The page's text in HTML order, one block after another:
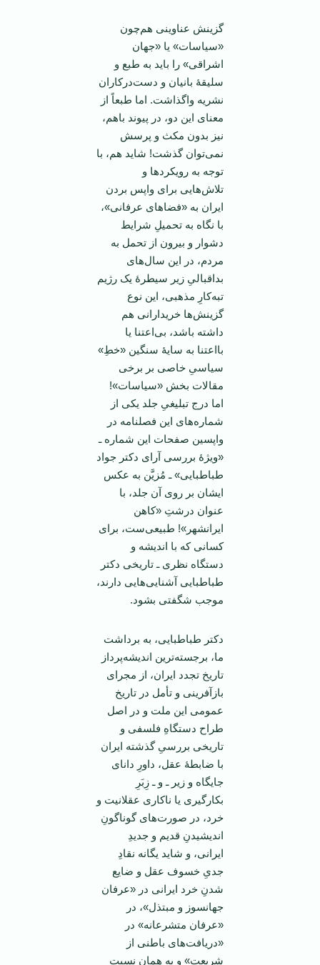
گزینش عناوینی هم‌چون
«سیاسات» یا «جهان
اشراقی» را باید به طبع و
سلیقۀ بانیان و دست‌درکاران
نشریه واگذاشت. اما طبعاً از
معنای این دو، در پیوند باهم،
نیز بدون مکث و پرسش
نمی‌توان گذشت! شاید هم، با
توجه به رویکردها و
تلاش‌هایی برای واپس بردن
ایران به «فضاهای عرفانی»،
با نگاه به تحمیلِ شرایط
دشوار و بیرون از تحمل به
مردم، در این سال‌های
بداقبالیِ زیر سیطرۀ یک رژیم
تبه‌کارِ مذهبی، این نوع
گزینش‌ها خریدارانی هم
داشته باشد، بی‌اعتنا یا
بااعتنا به سایۀ سنگین «خطِ»
سیاسیِ خاصی بر برخی
مقالات بخش «سیاسات»!
اما درج تبلیغیِ جلد یکی از
شماره‌های این فصلنامه در
واپسین صفحات این شماره ـ
«ویژۀ بررسی آرای دکتر جواد
طباطبایی» ـ مُزیَّن به عکس
ایشان بر روی آن جلد، با
عنوان درشتِ «کاهن
ایرانشهر»! طبیعی‌ست، برای
کسانی که با اندیشه و
دستگاه نظری ـ تاریخی دکتر
طباطبایی آشنایی‌هایی دارند،
موجب شگفتی بشود.
دکتر طباطبایی، به برداشت
ما، برجسته‌ترین اندیشه‌پرداز
تاریخ تجدد ایران، از مجرای
بازآفرینی و تأمل در تاریخ
عمومی این ملت و در اصل
طراح دستگاهِ فلسفی و
تاریخی بررسیِ گذشته ایران
با ضابطۀ عقل، داورِ دانای
جایگاه و زیر ـ و ـ زِبَرِ
بکارگیری یا ناکاری عقلانیت و
خرد، در صورت‌های گوناگونِ
اندیشیدنِ قدیم و جدیدِ
ایرانی، و شاید یگانه نقادِ
جدیِ خسوف عقل و ضایع
شدنِ خرد ایرانی در «عرفان
جهانسوز و مبتذل»، در
«عرفان متشرعانه» در
«دریافت‌های باطنی از
شریعت» و به همان نسبت